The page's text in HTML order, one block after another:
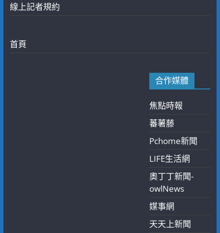
線上記者規約
首頁
合作媒體
焦點時報
蕃薯藤
Pchome新聞
LIFE生活網
奧丁丁新聞-
owlNews
媒事網
天天上新聞